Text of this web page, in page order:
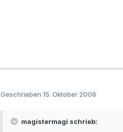
Geschrieben 15. Oktober 2006
magistermagi schrieb: